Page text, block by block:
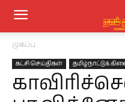
முகப்பு
கட்சி செய்திகள் தமிழ்நாட்டுக்